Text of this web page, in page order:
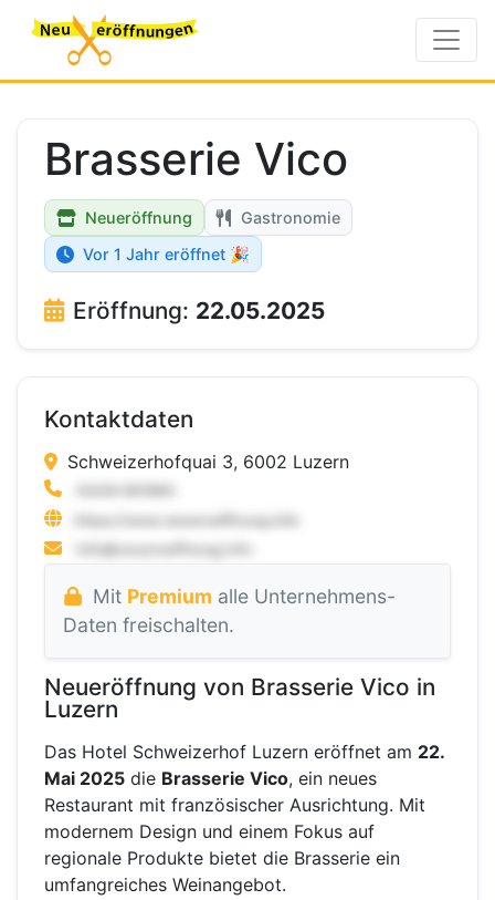
Brasserie Vico
Neueröffnung
Gastronomie
Vor 1 Jahr eröffnet 🎉
Eröffnung: 22.05.2025
Kontaktdaten
Schweizerhofquai 3, 6002 Luzern
Mit Premium alle Unternehmens-
Daten freischalten.
Neueröffnung von Brasserie Vico in
Luzern
Das Hotel Schweizerhof Luzern eröffnet am 22.
Mai 2025 die Brasserie Vico, ein neues
Restaurant mit französischer Ausrichtung. Mit
modernem Design und einem Fokus auf
regionale Produkte bietet die Brasserie ein
umfangreiches Weinangebot.